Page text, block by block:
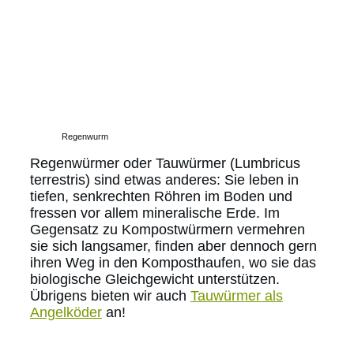
Regenwurm
Regenwürmer oder Tauwürmer (Lumbricus
terrestris) sind etwas anderes: Sie leben in
tiefen, senkrechten Röhren im Boden und
fressen vor allem mineralische Erde. Im
Gegensatz zu Kompostwürmern vermehren
sie sich langsamer, finden aber dennoch gern
ihren Weg in den Komposthaufen, wo sie das
biologische Gleichgewicht unterstützen.
Übrigens bieten wir auch Tauwürmer als
Angelköder an!